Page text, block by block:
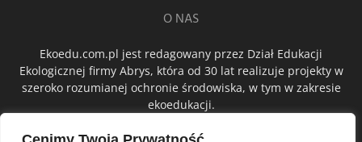
O NAS
Ekoedu.com.pl jest redagowany przez Dział Edukacji
Ekologicznej firmy Abrys, która od 30 lat realizuje projekty w
szeroko rozumianej ochronie środowiska, w tym w zakresie
ekoedukacji.